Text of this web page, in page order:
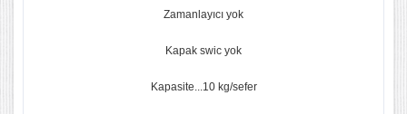
Zamanlayıcı yok
Kapak swic yok
Kapasite...10 kg/sefer